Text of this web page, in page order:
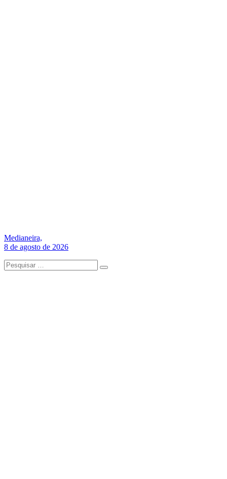
Medianeira,
8 de agosto de 2026